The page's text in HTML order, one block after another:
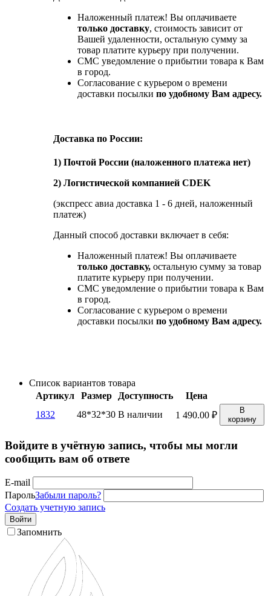
Наложенный платеж! Вы оплачиваете
только доставку, стоимость зависит от
Вашей удаленности, остальную сумму за
товар платите курьеру при получении.
СМС уведомление о прибытии товара к Вам
в город.
Согласование с курьером о времени
доставки посылки по удобному Вам адресу.
Доставка по России:
1) Почтой России (наложенного платежа нет)
2) Логистической компанией CDEK
(экспресс авиа доставка 1 - 6 дней, наложенный
платеж)
Данный способ доставки включает в себя:
Наложенный платеж! Вы оплачиваете
только доставку, остальную сумму за товар
платите курьеру при получении.
СМС уведомление о прибытии товара к Вам
в город.
Согласование с курьером о времени
доставки посылки по удобному Вам адресу.
Список вариантов товара
Артикул
Размер Доступность
Цена
1832
48*32*30 В наличии 1 490.00 ₽
В
корзину
Войдите в учётную запись, чтобы мы могли
сообщить вам об ответе
E-mail
ПарольЗабыли пароль?
Создать учетную запись
Войти
Запомнить